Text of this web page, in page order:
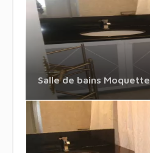
Salle de bains Moquette